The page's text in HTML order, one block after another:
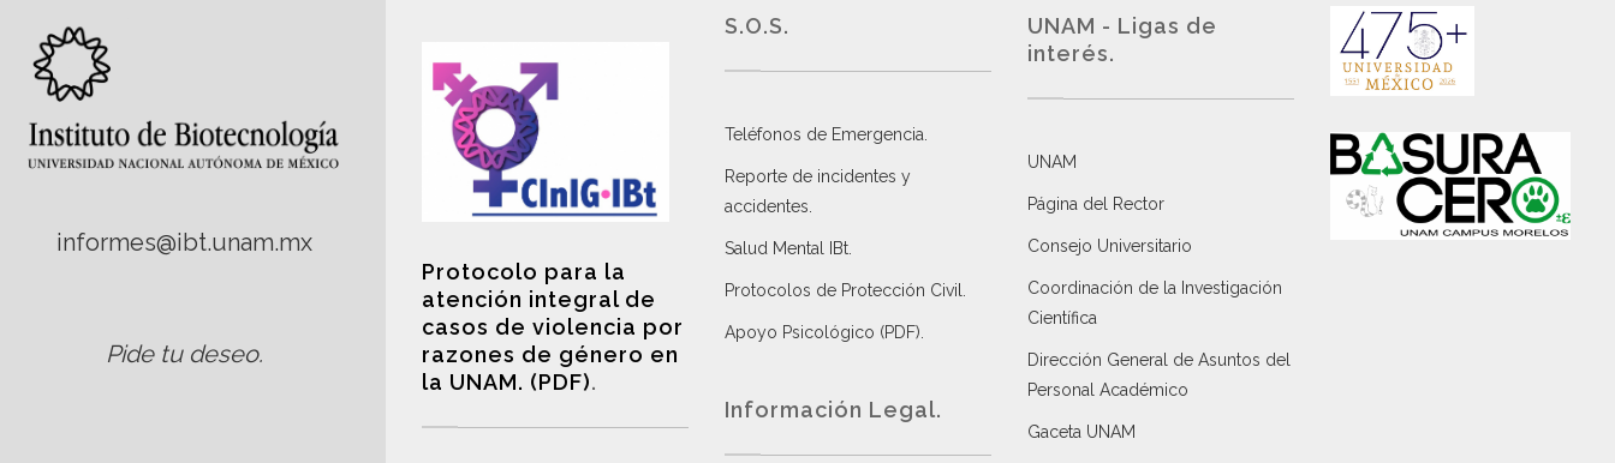
informes@ibt.unam.mx
Pide tu deseo.
Protocolo para la
atención integral de
casos de violencia por
razones de género en
la UNAM. (PDF).
S.O.S.
Teléfonos de Emergencia.
Reporte de incidentes y
accidentes
Salud Mental IBt
Protocolos de Protección Civil
Apoyo Psicológico (PDF)
Información Legal.
UNAM - Ligas de
interés.
UNAM
Página del Rector
Consejo Universitario
Coordinación de la Investigación
Científica
Dirección General de Asuntos del
Personal Académico
Gaceta UNAM